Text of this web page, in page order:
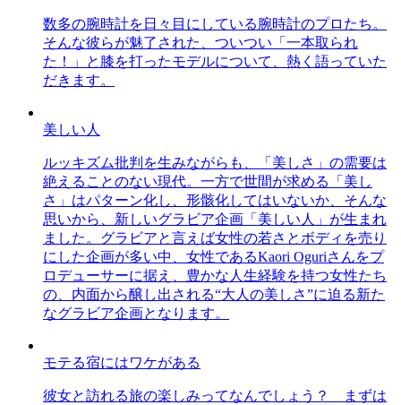
数多の腕時計を日々目にしている腕時計のプロたち。
そんな彼らが魅了された、ついつい「一本取られ
た！」と膝を打ったモデルについて、熱く語っていた
だきます。
美しい人
ルッキズム批判を生みながらも、「美しさ」の需要は
絶えることのない現代。一方で世間が求める「美し
さ」はパターン化し、形骸化してはいないか、そんな
思いから、新しいグラビア企画「美しい人」が生まれ
ました。グラビアと言えば女性の若さとボディを売り
にした企画が多い中、女性であるKaori Oguriさんをプ
ロデューサーに据え、豊かな人生経験を持つ女性たち
の、内面から醸し出される“大人の美しさ”に迫る新た
なグラビア企画となります。
モテる宿にはワケがある
彼女と訪れる旅の楽しみってなんでしょう？ まずは